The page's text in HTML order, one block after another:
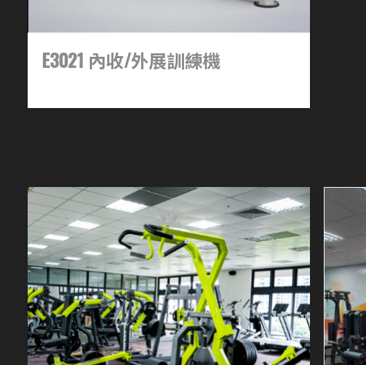
E3021 內收/外展訓練機